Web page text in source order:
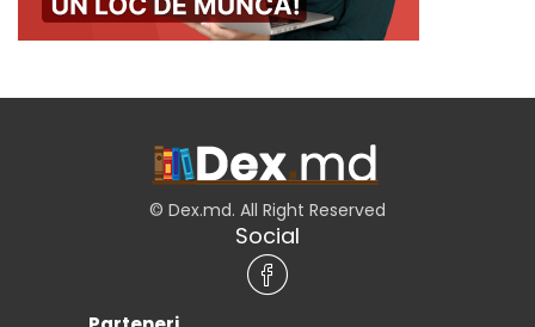
© Dex.md. All Right Reserved
Social